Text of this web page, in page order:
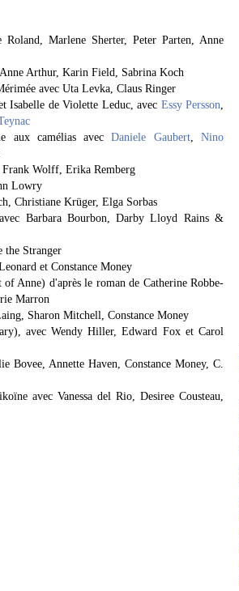
Marlene Sherter, Peter Parten, Anne
Arthur, Karin Field, Sabrina Koch
avec Uta Levka, Claus Ringer
Isabelle de Violette Leduc, avec Essy Persson,
aux camélias avecDaniele Gaubert,Nino
Wolff, Erika Remberg
Lowry
Christiane Krüger, Elga Sorbas
Barbara Bourbon, Darby Lloyd Rains &
the Stranger
et Constance Money
Anne) d'après le roman de Catherine Robbe-
Marron
Sharon Mitchell, Constance Money
avec Wendy Hiller, Edward Fox et Carol
Bovee, Annette Haven, Constance Money, C.
avec Vanessa del Rio, Desiree Cousteau,